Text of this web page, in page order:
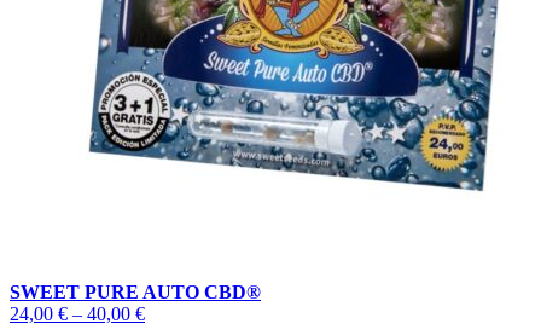
SWEET PURE AUTO CBD®
24,00 € – 40,00 €Price